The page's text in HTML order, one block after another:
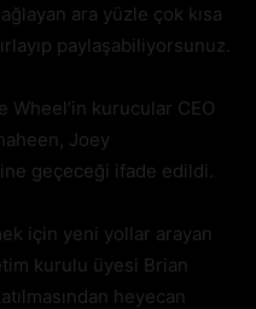
ara yüzle çok kısa
paylaşabiliyorsunuz.
Wheel’in kurucular CEO
Joey
geçeceği ifade edildi.
için yeni yollar arayan
kurulu üyesi Brian
heyecan